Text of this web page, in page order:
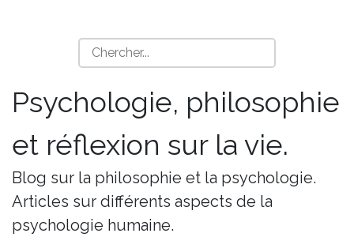
Psychologie, philosophie
et réflexion sur la vie.
Blog sur la philosophie et la psychologie.
Articles sur différents aspects de la
psychologie humaine.